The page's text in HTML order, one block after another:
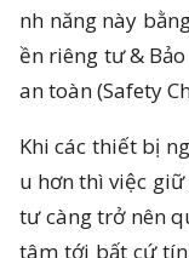
nh năng này
ền riêng tư &
an toàn (Safety
Khi các thiết bị
u hơn thì việc
tư càng trở nên
tâm tới bất cứ